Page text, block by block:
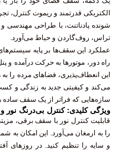
تراس، روف‌گاردن و حیاط می‌آورد.
عملکرد این سقف‌ها بر پایه
راه دور، موتورها به حرکت درآمده و
این انعطاف‌پذیری، فضاهای مرده را
می‌کند و کیفیتی جدید به زندگی و
سازه‌هایی که فراتر از یک سقف ساده
ویژگی کلیدی: کنترل بی‌درنگ نور و
قابلیت کنترل نور با سقف برقی،
را به ارمغان می‌آورد. این امکان به
و سایه را تنظیم کنید. در روزهای
خیره‌کننده آفتاب در امان خواهید
می‌توانید سقف را باز کنید. این